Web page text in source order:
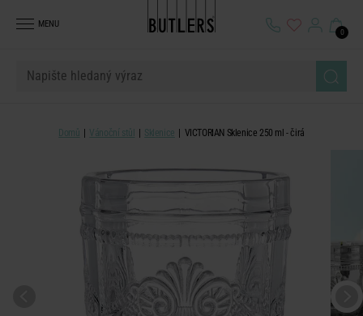
MENU
0
Domů Vánoční stůl Sklenice VICTORIAN Sklenice 250 ml - čirá